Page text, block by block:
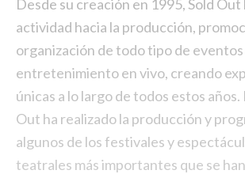
Desde su creación en 1995, Sold
actividad hacia la producción,
organización de todo tipo de eventos
entretenimiento en vivo, creando
únicas a lo largo de todos estos años.
Out ha realizado la producción y
algunos de los festivales y
teatrales más importantes que se